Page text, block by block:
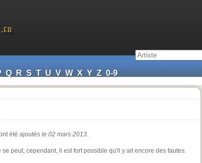
Q R S T U V W X Y Z 0-9
été ajoutés le 02 mars 2013.
peut, cependant, il est fort possible qu'il y ait encore des fautes.